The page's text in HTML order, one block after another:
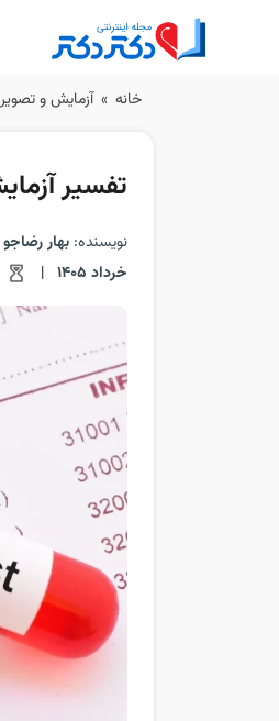
خانه » آزمایش و
تفسیر
نویسنده: بهار رضاجو
خرداد 1405
|